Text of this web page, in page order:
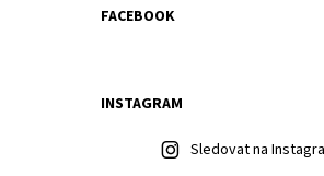
FACEBOOK
INSTAGRAM
Sledovat na